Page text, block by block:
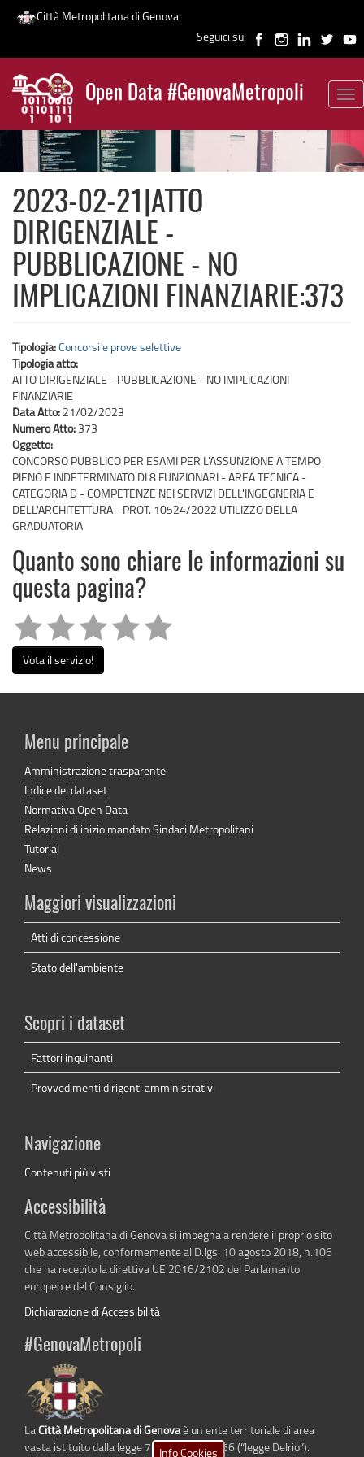
Salta
contenuto
principale
Città Metropolitana di Genova
Seguici su:
Open Data #GenovaMetropoli
News
2023-02-21|ATTO
DIRIGENZIALE -
PUBBLICAZIONE - NO
IMPLICAZIONI FINANZIARIE:373
Tipologia:Concorsi e prove selettive
Tipologia atto:
ATTO DIRIGENZIALE - PUBBLICAZIONE - NO IMPLICAZIONI
FINANZIARIE
Data Atto: 21/02/2023
Numero Atto: 373
Oggetto:
CONCORSO PUBBLICO PER ESAMI PER L'ASSUNZIONE A TEMPO
PIENO E INDETERMINATO DI 8 FUNZIONARI - AREA TECNICA -
CATEGORIA D - COMPETENZE NEI SERVIZI DELL'INGEGNERIA E
DELL'ARCHITETTURA - PROT. 10524/2022 UTILIZZO DELLA
GRADUATORIA
Quanto sono chiare le informazioni su
questa pagina?
Vota il servizio!
Menu principale
Amministrazione trasparente
Indice dei dataset
Normativa Open Data
Relazioni di inizio mandato Sindaci Metropolitani
Tutorial
News
Maggiori visualizzazioni
Atti di concessione
Stato dell'ambiente
Scopri i dataset
Fattori inquinanti
Provvedimenti dirigenti amministrativi
Navigazione
Contenuti più visti
Accessibilità
Città Metropolitana di Genova si impegna a rendere il proprio sito
web accessibile, conformemente al D.lgs. 10 agosto 2018, n.106
che ha recepito la direttiva UE 2016/2102 del Parlamento
europeo e del Consiglio.
Dichiarazione di Accessibilità
#GenovaMetropoli
LaCittà Metropolitana di Genovaè un ente territoriale di area
vasta istituito dalla legge 7 aprile 2014 n. 56 (“legge Delrio”).
Info Cookies